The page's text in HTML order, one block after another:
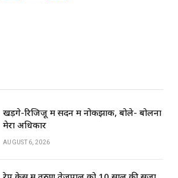
n
खड़गे-रिजिजू में सदन में नोकझोंक, बोले- बोलना
मेरा अधिकार
AUGUST 6, 2026